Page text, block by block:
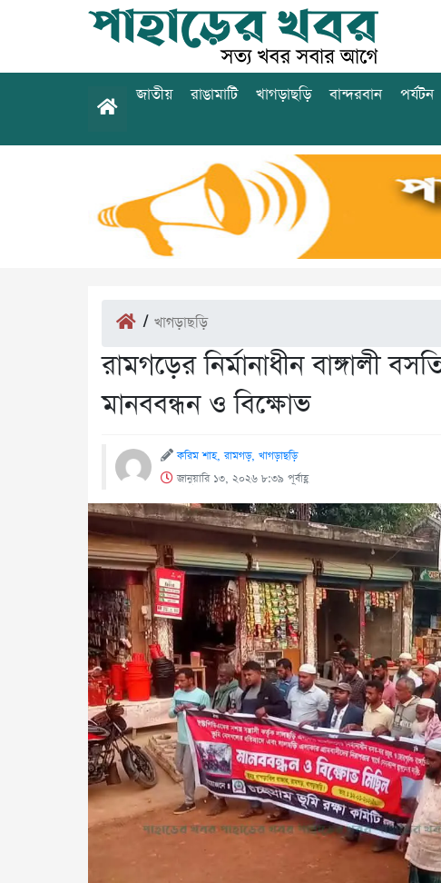
জাতীয় রাঙামাটি খাগড়াছড়ি বান্দরবান পর্যটন
/ খাগড়াছড়ি
রামগড়ের নির্মানাধীন বাঙ্গালী
মানববন্ধন ও বিক্ষোভ
করিম শাহ, রামগড়, খাগড়াছড়ি
জানুয়ারি ১৩, ২০২৬ ৮:৩৯ পূর্বাহ্ণ